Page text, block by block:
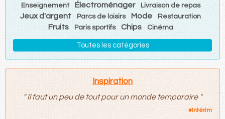
Enseignement Électroménager Livraison de repas
Jeux d'argent Parcs de loisirs Mode Restauration
Fruits Paris sportifs Chips Cinéma
Toutes les catégories
Inspiration
" Il faut un peu de tout pour un monde temporaire "
#Intérim